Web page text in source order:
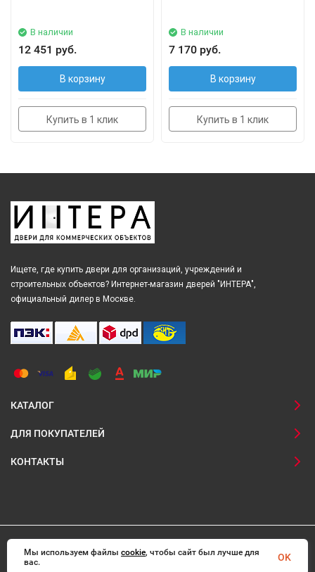
В наличии
12 451 руб.
В корзину
Купить в 1 клик
В наличии
7 170 руб.
В корзину
Купить в 1 клик
Ищете, где купить двери для организаций, учреждений и
строительных объектов? Интернет-магазин дверей "ИНТЕРА",
официальный дилер в Москве.
КАТАЛОГ
ДЛЯ ПОКУПАТЕЛЕЙ
КОНТАКТЫ
© 2008-2026 Interadoors.ru Все права защищены
Мы используем файлы cookie, чтобы сайт был лучше для
вас.
OK